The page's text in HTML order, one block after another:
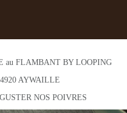
au FLAMBANT BY LOOPING
AYWAILLE
NOS POIVRES